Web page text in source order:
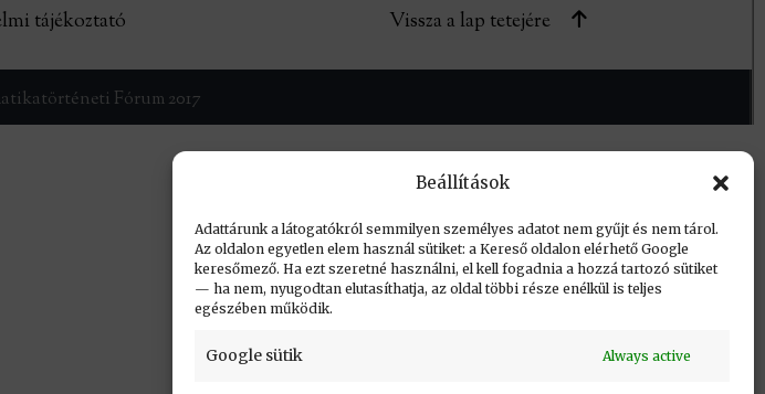
Beállítások
Adattárunk a látogatókról semmilyen személyes adatot nem gyűjt és nem tárol.
Az oldalon egyetlen elem használ sütiket: a Kereső oldalon elérhető Google
keresőmező. Ha ezt szeretné használni, el kell fogadnia a hozzá tartozó sütiket
— ha nem, nyugodtan elutasíthatja, az oldal többi része enélkül is teljes
egészében működik.
Google sütik Always active
tájékoztató Vissza a lap tetejére
Fórum 2017